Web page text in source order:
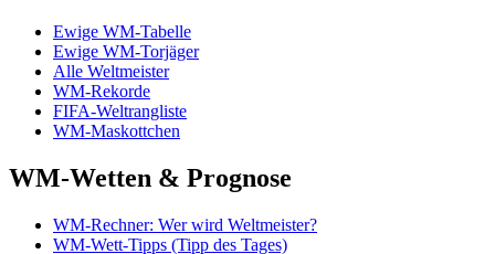
Ewige WM-Tabelle
Ewige WM-Torjäger
Alle Weltmeister
WM-Rekorde
FIFA-Weltrangliste
WM-Maskottchen
WM-Wetten & Prognose
WM-Rechner: Wer wird Weltmeister?
WM-Wett-Tipps (Tipp des Tages)